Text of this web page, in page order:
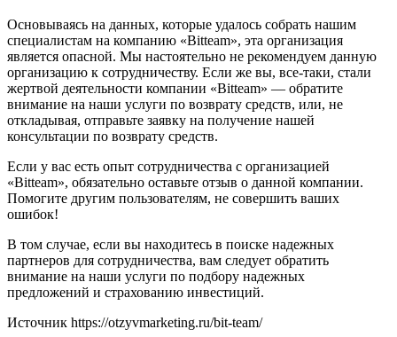
Основываясь на данных, которые удалось собрать нашим
специалистам на компанию «Bitteam», эта организация
является опасной. Мы настоятельно не рекомендуем данную
организацию к сотрудничеству. Если же вы, все-таки, стали
жертвой деятельности компании «Bitteam» — обратите
внимание на наши услуги по возврату средств, или, не
откладывая, отправьте заявку на получение нашей
консультации по возврату средств.
Если у вас есть опыт сотрудничества с организацией
«Bitteam», обязательно оставьте отзыв о данной компании.
Помогите другим пользователям, не совершить ваших
ошибок!
В том случае, если вы находитесь в поиске надежных
партнеров для сотрудничества, вам следует обратить
внимание на наши услуги по подбору надежных
предложений и страхованию инвестиций.
Источник https://otzyvmarketing.ru/bit-team/